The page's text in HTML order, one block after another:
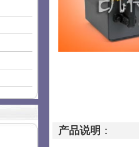
产品说明 ：